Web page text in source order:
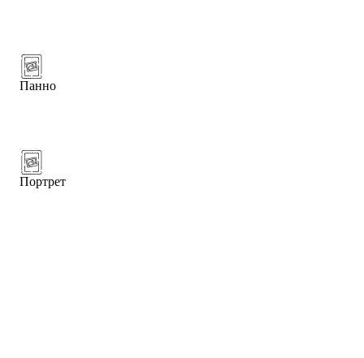
Панно
Портрет